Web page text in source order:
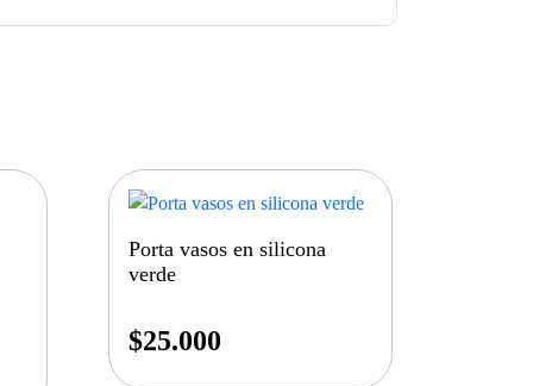
Porta vasos en silicona
verde
$25.000